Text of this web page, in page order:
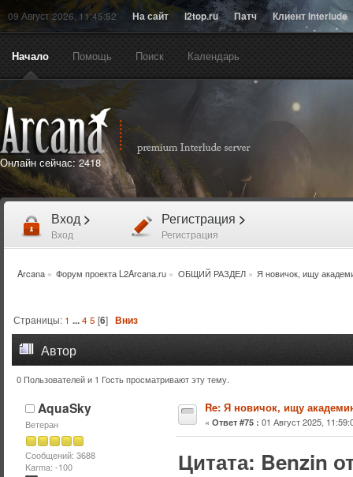
09 Август 2026, 11:45:52 На сайт l2top.ru Патч Клиент Interlude
Начало Помощь Поиск Календарь
Онлайн сейчас: 2418
Вход >
Вход
Регистрация >
Регистрация
Arcana» Форум проекта L2Arcana.ru » ОБЩИЙ РАЗДЕЛ» Я новичок, ищу
Страницы: 1 ...4 5 [6]Вниз
Автор
Тема: Я новичок, ищу академию (Прочитано 50117 раз)
0 Пользователей и 1 Гость просматривают эту тему.
AquaSky
Ветеран
Сообщений: 3688
Karma: -100
Re: Я новичок, ищу
« Ответ #75 : 01 Август 2025,
Цитата: Benzin